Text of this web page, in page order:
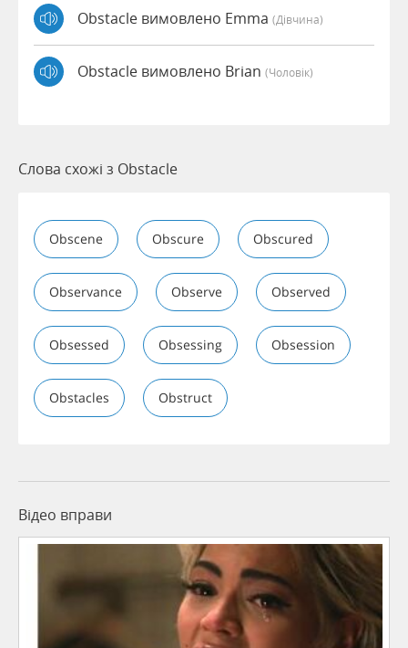
Obstacle вимовлено Emma (дівчина)
Obstacle вимовлено Brian (чоловік)
Слова схожі з Obstacle
Obscene Obscure Obscured
Observance Observe Observed
Obsessed Obsessing Obsession
Obstacles Obstruct
Відео вправи